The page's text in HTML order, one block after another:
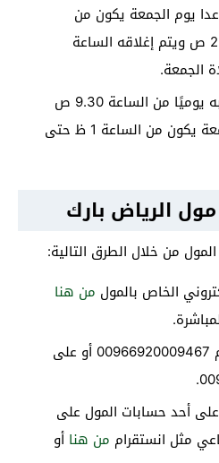
1 ص ماعدا يوم الجمعة يكون من
الساعة 8.30 ص حتى 2 ص ويتم إغلاقه الساعة
يفتح ماجيك بلانت أبوابه يوميًا من الساعة 9.30 ص
حتى 12 ص ماعدا الجمعة يكون من الساعة 1 ظ حتى
الرياض بارك
من خلال الطرق التالية:
الخاص بالمول من هنا
يمكن الاتصال على رقم 00966920009467 أو على
أحد حسابات المول على
مثل انستقرام من هنا أو